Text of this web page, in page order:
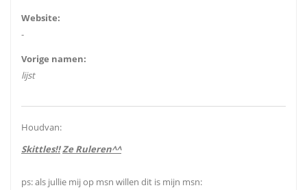
Website:
-
Vorige namen:
lijst
Houdvan:
Skittles!!Ze Ruleren^^
ps: als jullie mij op msn willen dit is mijn msn: